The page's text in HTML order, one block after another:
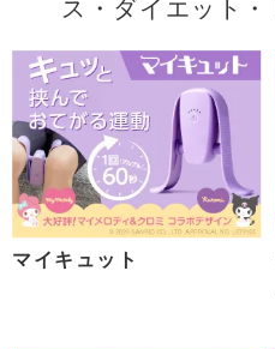
ス・ダイエット
マイキュット